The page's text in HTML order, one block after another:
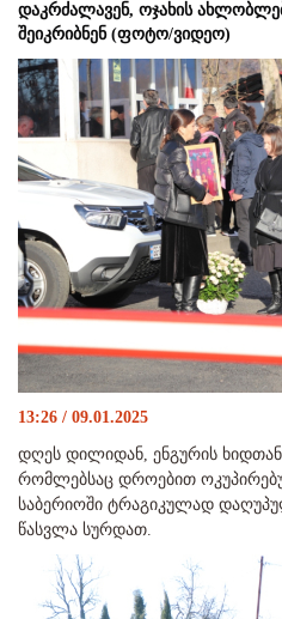
დაკრძალავენ, ოჯახის
შეიკრიბნენ (ფოტო/ვიდეო)
13:26 / 09.01.2025
დღეს დილიდან, ენგურის ხიდთან
რომლებსაც დროებით
საბერიოში ტრაგიკულად
წასვლა სურდათ.